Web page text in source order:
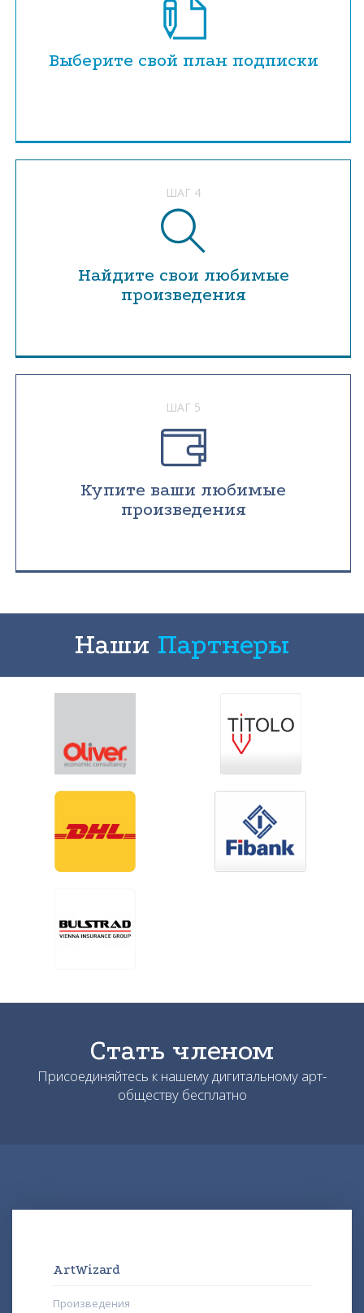
Выберите свой план подписки
ШАГ 4
Найдите свои любимые
произведения
ШАГ 5
Купите ваши любимые
произведения
Наши Партнеры
Стать членом
Присоединяйтесь к нашему дигитальному арт-
обществу бесплатно
ArtWizard
Произведения